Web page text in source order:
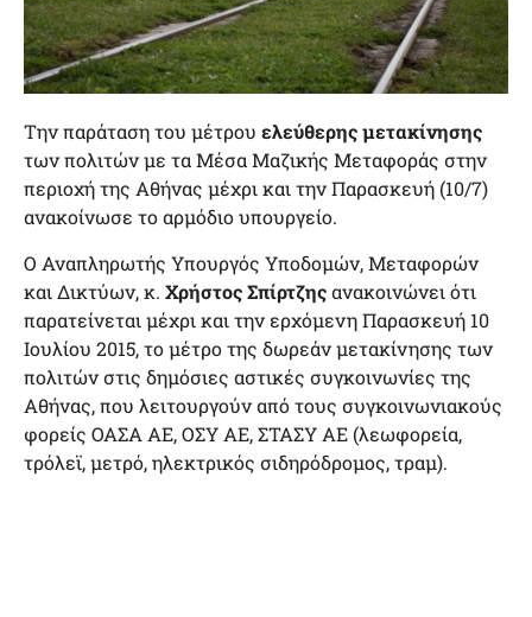
Την παράταση του μέτρου ελεύθερης μετακίνησης
των πολιτών με τα Μέσα Μαζικής Μεταφοράς στην
περιοχή της Αθήνας μέχρι και την Παρασκευή (10/7)
ανακοίνωσε το αρμόδιο υπουργείο.
Ο Αναπληρωτής Υπουργός Υποδομών, Μεταφορών
και Δικτύων, κ. Χρήστος Σπίρτζηςανακοινώνει ότι
παρατείνεται μέχρι και την ερχόμενη Παρασκευή 10
Ιουλίου 2015, το μέτρο της δωρεάν μετακίνησης των
πολιτών στις δημόσιες αστικές συγκοινωνίες της
Αθήνας, που λειτουργούν από τους συγκοινωνιακούς
φορείς ΟΑΣΑ ΑΕ, ΟΣΥ ΑΕ, ΣΤΑΣΥ ΑΕ (λεωφορεία,
τρόλεϊ, μετρό, ηλεκτρικός σιδηρόδρομος, τραμ).